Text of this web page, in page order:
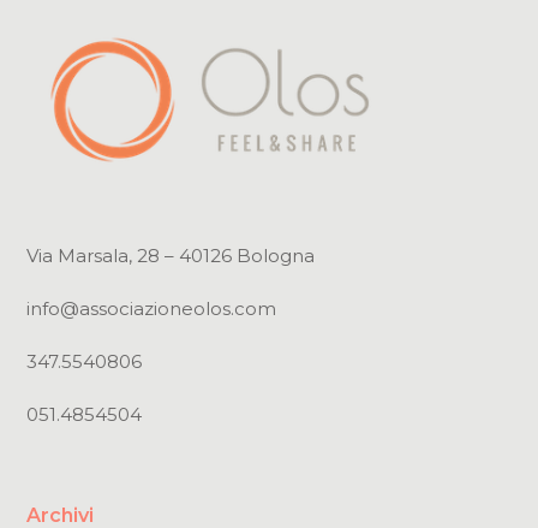
Via Marsala, 28 – 40126 Bologna
info@associazioneolos.com
347.5540806
051.4854504
Archivi